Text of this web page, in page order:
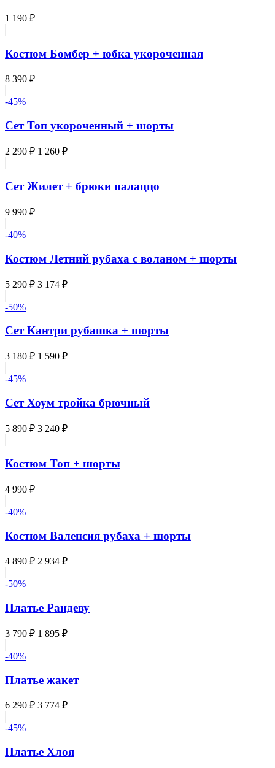
1 190 ₽
Костюм Бомбер + юбка укороченная
8 390 ₽
-45%
Сет Топ укороченный + шорты
2 290 ₽ 1 260 ₽
Сет Жилет + брюки палаццо
9 990 ₽
-40%
Костюм Летний рубаха с воланом + шорты
5 290 ₽ 3 174 ₽
-50%
Сет Кантри рубашка + шорты
3 180 ₽ 1 590 ₽
-45%
Сет Хоум тройка брючный
5 890 ₽ 3 240 ₽
Костюм Топ + шорты
4 990 ₽
-40%
Костюм Валенсия рубаха + шорты
4 890 ₽ 2 934 ₽
-50%
Платье Рандеву
3 790 ₽ 1 895 ₽
-40%
Платье жакет
6 290 ₽ 3 774 ₽
-45%
Платье Хлоя